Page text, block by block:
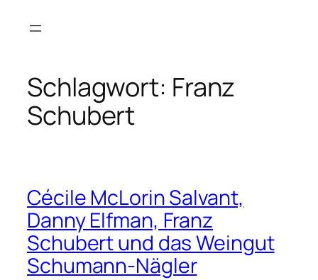
Inhalt
Schlagwort: Franz
Schubert
Cécile McLorin Salvant,
Danny Elfman, Franz
Schubert und das Weingut
Schumann-Nägler